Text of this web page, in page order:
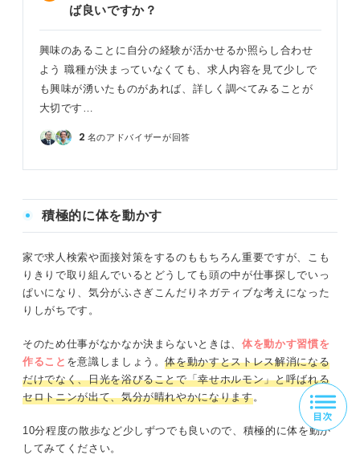
ば良いですか？
興味のあることに自分の経験が活かせるか照らし合わせ
よう 職種が決まっていなくても、求人内容を見て少しで
も興味が湧いたものがあれば、詳しく調べてみることが
大切です…
2 名のアドバイザーが回答
積極的に体を動かす
家で求人検索や面接対策をするのももちろん重要ですが、こも
りきりで取り組んでいるとどうしても頭の中が仕事探しでいっ
ぱいになり、気分がふさぎこんだりネガティブな考えになった
りしがちです。
そのため仕事がなかなか決まらないときは、 体を動かす習慣を
作ること を意識しましょう。体を動かすとストレス解消になる
だけでなく、日光を浴びることで「幸せホルモン」と呼ばれる
セロトニンが出て、気分が晴れやかになります。
10分程度の散歩など少しずつでも良いので、積極的に体を動か
してみてください。